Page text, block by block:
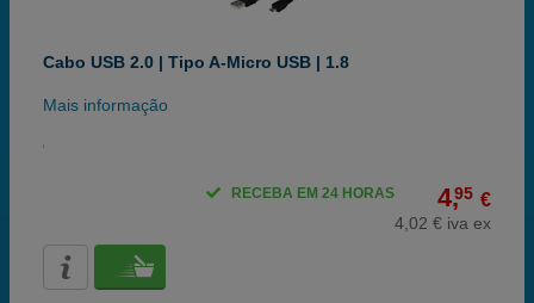
Cabo USB 2.0 | Tipo A-Micro USB | 1.8
Mais informação
4,95 €
4,02 € iva ex
RECEBA EM 24 HORAS